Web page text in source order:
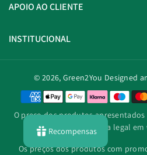
APOIO AO CLIENTE
INSTITUCIONAL
© 2026, Green2You Designed
M
t
o
O preço dos produtos
taxa legal
Os preços dos produtos com
Recompensas